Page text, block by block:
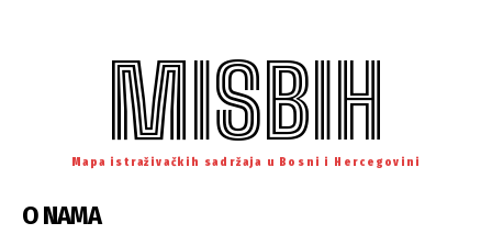
MISBIH
Mapa istraživačkih sadržaja u Bosni i Hercegovini
O NAMA